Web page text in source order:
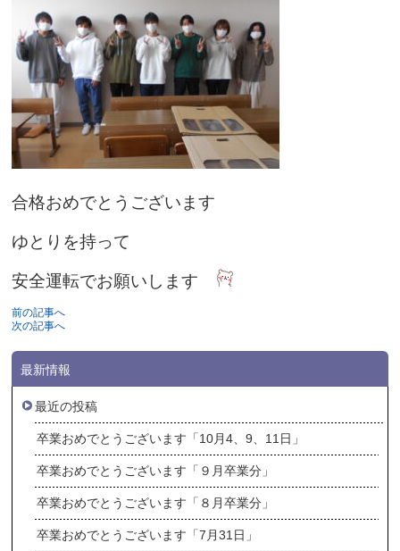
合格おめでとうございます
ゆとりを持って
安全運転でお願いします
前の記事へ
次の記事へ
最新情報
最近の投稿
卒業おめでとうございます「10月4、9、11日」
卒業おめでとうございます「９月卒業分」
卒業おめでとうございます「８月卒業分」
卒業おめでとうございます「7月31日」